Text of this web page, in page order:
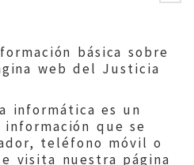
básica sobre
web del Justicia
informática es un
que se
teléfono móvil o
visita nuestra página